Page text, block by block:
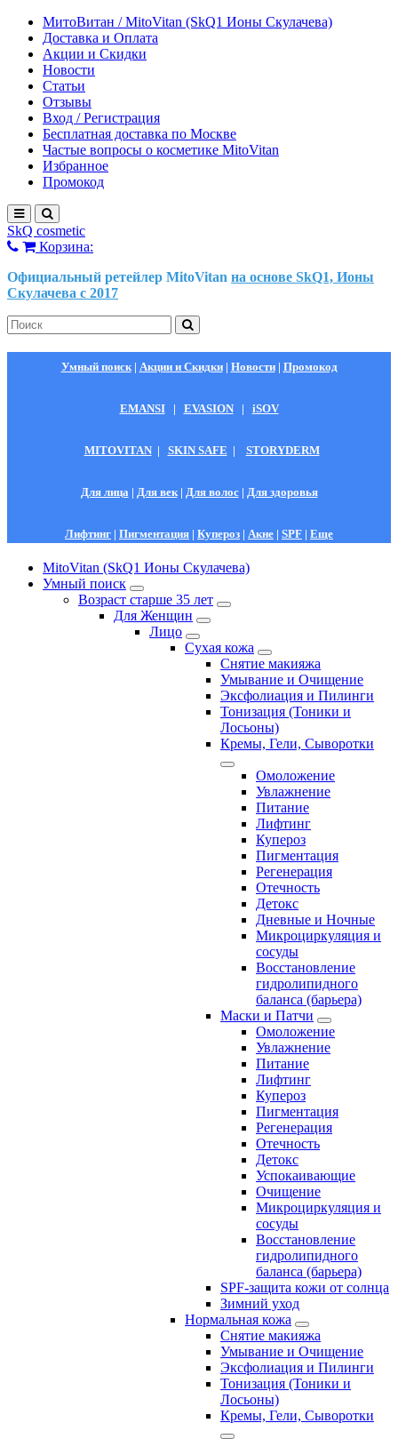
МитоВитан / MitoVitan (SkQ1 Ионы Скулачева)
Доставка и Оплата
Акции и Скидки
Новости
Статьи
Отзывы
Вход / Регистрация
Бесплатная доставка по Москве
Частые вопросы о косметике MitoVitan
Избранное
Промокод
SkQ cosmetic
Корзина:
Официальный ретейлер MitoVitan на основе SkQ1, Ионы
Скулачева c 2017
Умный поиск| Акции и Скидки| Новости| Промокод
EMANSI| EVASION| iSOV
MITOVITAN | SKIN SAFE | STORYDERM
Для лица | Для век| Для волос| Для здоровья
Лифтинг | Пигментация | Купероз | Акне | SPF | Еще
MitoVitan (SkQ1 Ионы Скулачева)
Умный поиск
Возраст старше 35 лет
Для Женщин
Лицо
Сухая кожа
Снятие макияжа
Умывание и Очищение
Эксфолиация и Пилинги
Тонизация (Тоники и
Лосьоны)
Кремы, Гели, Сыворотки
Омоложение
Увлажнение
Питание
Лифтинг
Купероз
Пигментация
Регенерация
Отечность
Детокс
Дневные и Ночные
Микроциркуляция и
сосуды
Восстановление
гидролипидного
баланса (барьера)
Маски и Патчи
Омоложение
Увлажнение
Питание
Лифтинг
Купероз
Пигментация
Регенерация
Отечность
Детокс
Успокаивающие
Очищение
Микроциркуляция и
сосуды
Восстановление
гидролипидного
баланса (барьера)
SPF-защита кожи от солнца
Зимний уход
Нормальная кожа
Снятие макияжа
Умывание и Очищение
Эксфолиация и Пилинги
Тонизация (Тоники и
Лосьоны)
Кремы, Гели, Сыворотки